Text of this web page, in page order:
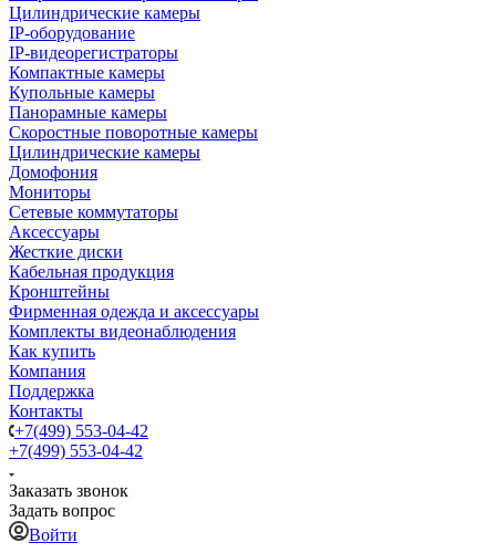
Цилиндрические камеры
IP-оборудование
IP-видеорегистраторы
Компактные камеры
Купольные камеры
Панорамные камеры
Скоростные поворотные камеры
Цилиндрические камеры
Домофония
Мониторы
Сетевые коммутаторы
Аксессуары
Жесткие диски
Кабельная продукция
Кронштейны
Фирменная одежда и аксессуары
Комплекты видеонаблюдения
Как купить
Компания
Поддержка
Контакты
+7(499) 553-04-42
+7(499) 553-04-42
Заказать звонок
Задать вопрос
Войти